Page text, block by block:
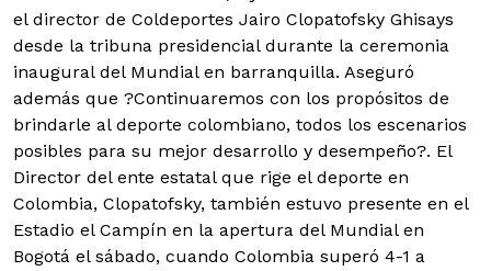
el director de Coldeportes Jairo Clopatofsky Ghisays
desde la tribuna presidencial durante la ceremonia
inaugural del Mundial en barranquilla. Aseguró
además que ?Continuaremos con los propósitos de
brindarle al deporte colombiano, todos los escenarios
posibles para su mejor desarrollo y desempeño?. El
Director del ente estatal que rige el deporte en
Colombia, Clopatofsky, también estuvo presente en el
Estadio el Campín en la apertura del Mundial en
Bogotá el sábado, cuando Colombia superó 4-1 a